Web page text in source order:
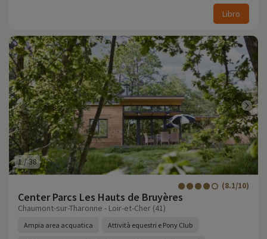
Libro
1/38
Center Parcs Les Hauts de Bruyères
(8.1/10)
Chaumont-sur-Tharonne - Loir-et-Cher (41)
Ampia area acquatica Attività equestri e Pony Club